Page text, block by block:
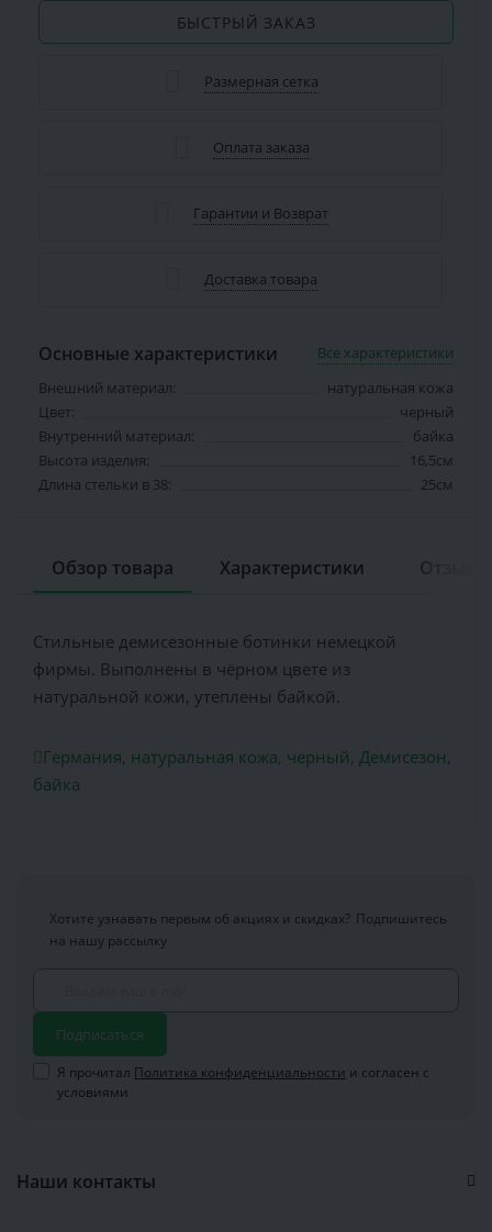
БЫСТРЫЙ ЗАКАЗ
Размерная сетка
Оплата заказа
Гарантии и Возврат
Доставка товара
Основные характеристики
Все характеристики
Внешний материал:
натуральная кожа
Цвет:
черный
Внутренний материал:
байка
Высота изделия:
16,5см
Длина стельки в 38:
25см
Обзор товара Характеристики
Стильные демисезонные ботинки немецкой
фирмы. Выполнены в чёрном цвете из
натуральной кожи, утеплены байкой.
Германия, натуральная кожа, черный, Демисезон,
байка
Хотите узнавать первым об акциях и скидках? Подпишитесь
на нашу рассылку
Подписаться
Я прочитал Политика конфиденциальности и согласен с
условиями
Наши контакты